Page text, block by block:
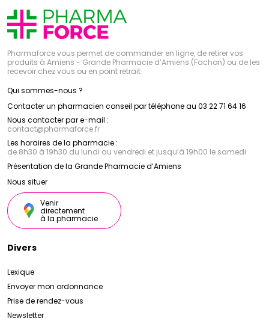
Pharmaforce vous permet de commander en ligne, de retirer vos
produits à Amiens - Grande Pharmacie d’Amiens (Fachon) ou de les
recevoir chez vous ou en point retrait
Qui sommes-nous ?
Contacter un pharmacien conseil par téléphone au 03 22 71 64 16
Nous contacter par e-mail :
contact@pharmaforce.fr
Les horaires de la pharmacie :
de 8h30 à 19h30 du lundi au vendredi et jusqu’à 19h00 le samedi
Présentation de la Grande Pharmacie d’Amiens
Nous situer
Venir
directement
à la pharmacie
Divers
Lexique
Envoyer mon ordonnance
Prise de rendez-vous
Newsletter